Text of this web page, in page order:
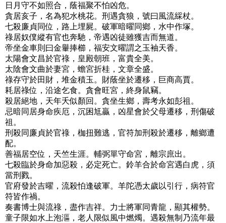
日月守不如照合，蔭福聚不怕凶危。
貪居亥子，名為犯水桃花。刑遇貪狼，號曰風流綵杖。
七殺廉貞同位，路上埋屍。破軍暗曜同鄉，水中作塚。
祿居奴僕縱有官也奔馳，帝遇凶徒雖獲吉而無道。
帝坐金車則曰金轝捧櫛，福安文曜謂之玉袖天香。
太陽會文昌於官祿，皇殿朝班，富貴全美。
太陰會文曲於妻宮，蟾宮折桂，文章全盛。
祿存守於田財，堆金積玉。財蔭坐於遷移，巨商高賈。
耗居祿位，沿途乞食。貪會旺宮，終身鼠竊。
殺居絕地，天年夭似顏回。貪坐生鄉，壽考永如彭祖。
忌暗同居身命疾厄，沉困尪贏，凶星會於父母遷移，刑傷破
祖。
刑殺同廉貞於官祿，枷扭難逃，官符加刑殺於遷移，離鄉遭
配。
善福居空位，天竺生涯。輔弼單守命宮，離宗庶出。
七殺臨於身命加惡殺，必定死亡。鈴羊合於命宮遇白虎，須
當刑戮。
官府發於吉曜，流殺怕逢破軍。羊陀憑太歲以引行，病符官
符皆作禍。
奏書博士與流祿，盡作吉祥。力士將軍同青龍，顯其權勢。
童子限如水上泡漚，老人限似風中燃燭。遇殺無制乃流年最